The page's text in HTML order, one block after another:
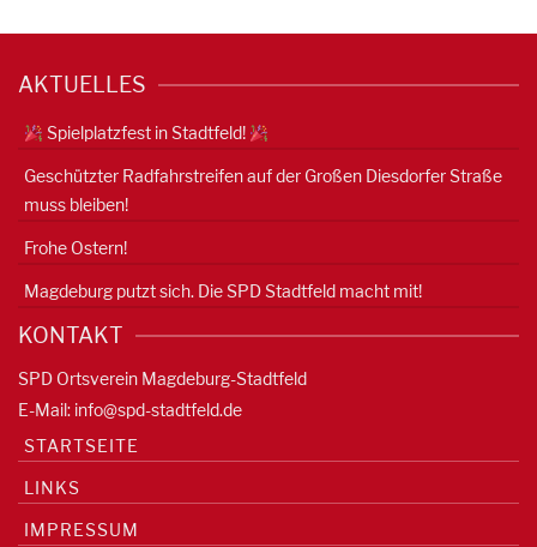
AKTUELLES
Spielplatzfest in Stadtfeld!
Geschützter Radfahrstreifen auf der Großen Diesdorfer Straße
muss bleiben!
Frohe Ostern!
Magdeburg putzt sich. Die SPD Stadtfeld macht mit!
KONTAKT
SPD Ortsverein Magdeburg-Stadtfeld
E-Mail: info@spd-stadtfeld.de
STARTSEITE
LINKS
IMPRESSUM